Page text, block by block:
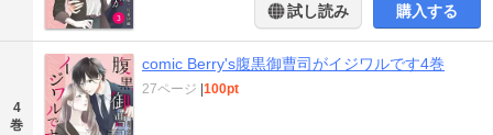
試し読み 購入する
4
巻
comic Berry's腹黒御曹司がイジワルです4巻
27ページ 100pt